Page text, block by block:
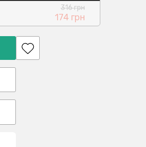
316 грн
174 грн